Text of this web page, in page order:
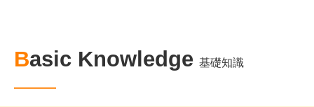
Basic Knowledge 基礎知識